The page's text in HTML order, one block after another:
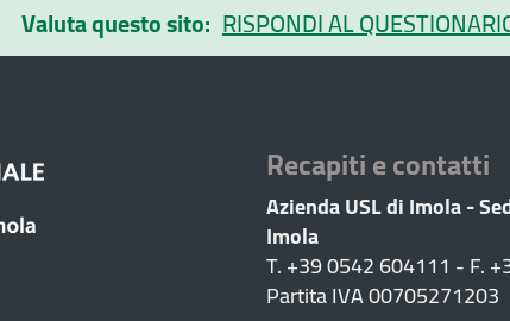
Valuta questo sito: RISPONDI AL
Recapiti e contatti
Azienda USL di Imola -
Imola
T. +39 0542 604111 - F.
Partita IVA 00705271203